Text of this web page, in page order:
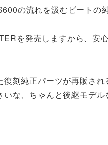
の流れを汲むビートの
を発売しますから、
刻純正パーツが再販さ
な、ちゃんと後継モデ